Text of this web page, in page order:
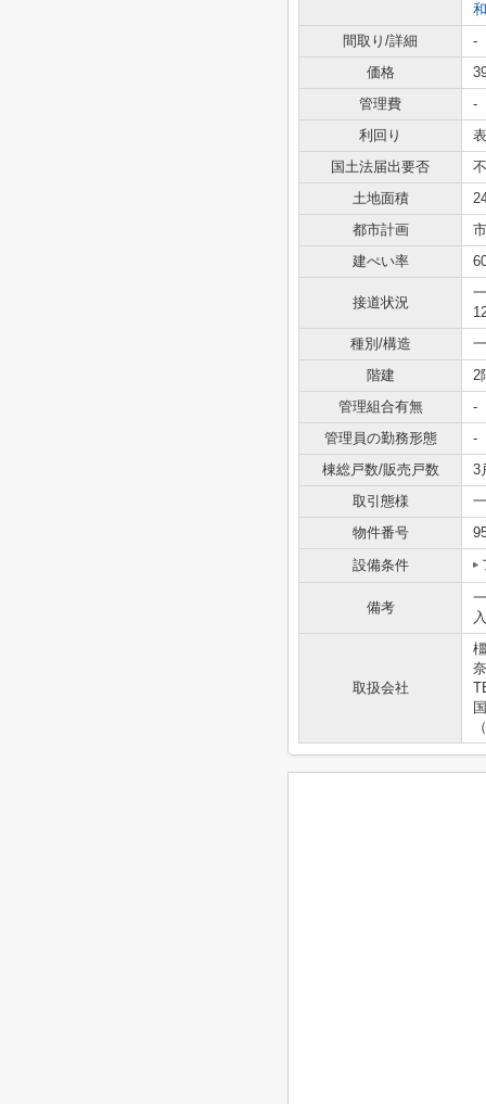
間取り/詳細
-
価格
管理費
-
利回り
国土法届出要否
土地面積
都市計画
建ぺい率
接道状況
種別/構造
階建
2
管理組合有無
-
管理員の勤務形態
-
棟総戸数/販売戸数
3
取引態様
物件番号
設備条件
備考
取扱会社